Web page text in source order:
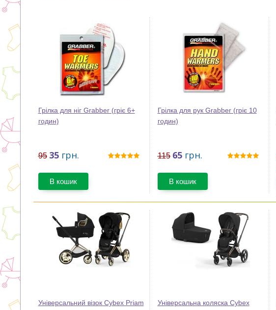
Грілка для ніг Grabber (гріє 6+
годин)
95 35 грн.
В кошик
Грілка для рук Grabber (гріє 10
годин)
115 65 грн.
В кошик
Універсальний візок Cybex Priam
Універсальна коляска Cybex